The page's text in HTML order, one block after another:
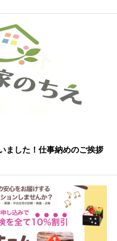
ました！仕事納めのご挨拶